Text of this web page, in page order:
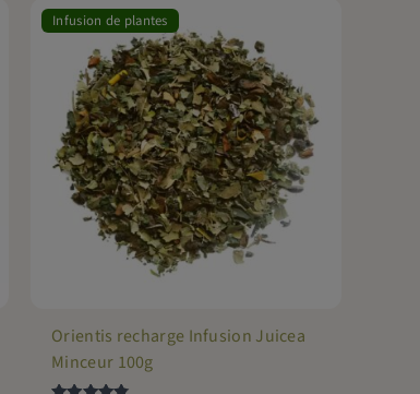
Infusion de plantes
Orientis recharge Infusion Juicea
Minceur 100g